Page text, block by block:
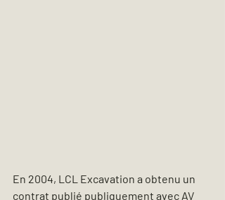
En 2004, LCL Excavation a obtenu un
contrat publié publiquement avec AV